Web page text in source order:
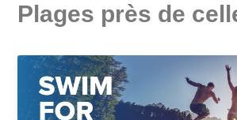
Plages près de